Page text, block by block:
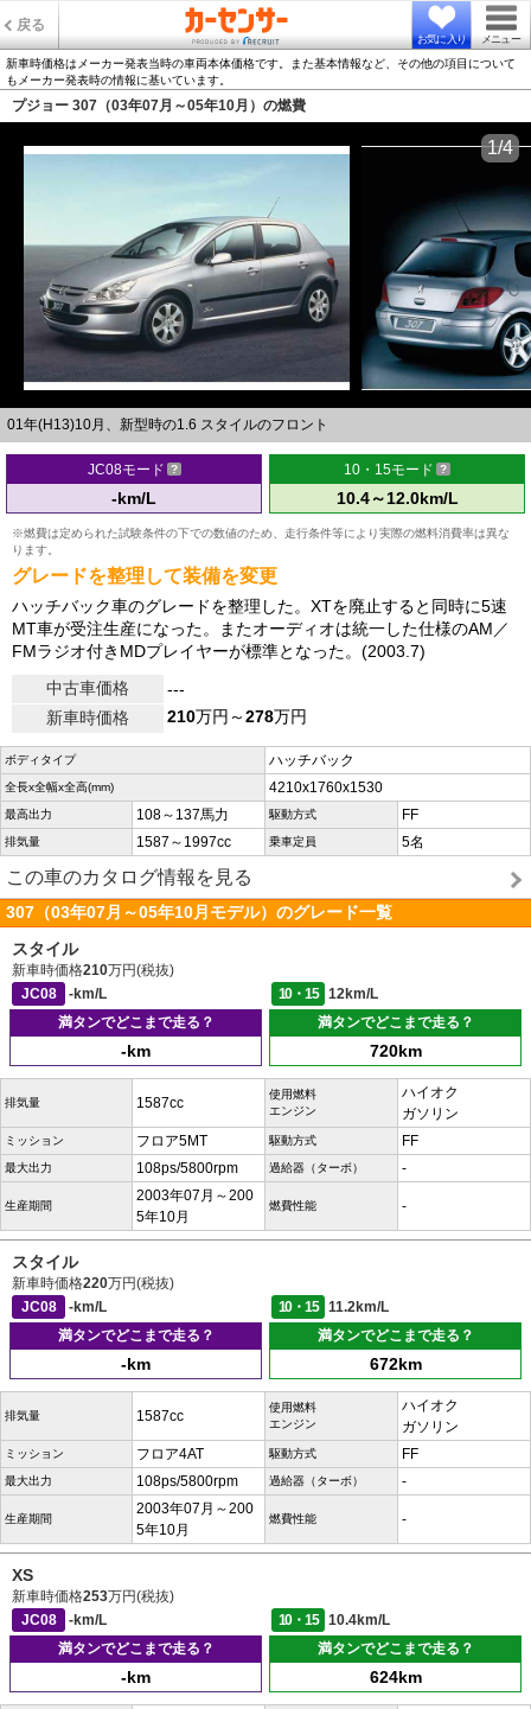
戻る
お気に入り メニュー
新車時価格はメーカー発表当時の車両本体価格です。また基本情報など、その他の項目について
もメーカー発表時の情報に基いています。
プジョー 307（03年07月～05年10月）の燃費
01年(H13)10月、新型時の1.6 スタイルのフロント
1/4
JC08モード
-km/L
10・15モード
10.4～12.0km/L
※燃費は定められた試験条件の下での数値のため、走行条件等により実際の燃料消費率は異な
ります。
グレードを整理して装備を変更
ハッチバック車のグレードを整理した。XTを廃止すると同時に5速
MT車が受注生産になった。またオーディオは統一した仕様のAM／
FMラジオ付きMDプレイヤーが標準となった。(2003.7)
中古車価格
---
新車時価格
210万円～278万円
ボディタイプ ハッチバック
全長x全幅x全高(mm) 4210x1760x1530
最高出力 108～137馬力 駆動方式 FF
排気量 1587～1997cc 乗車定員 5名
この車のカタログ情報を見る
307（03年07月～05年10月モデル）のグレード一覧
スタイル
新車時価格210万円(税抜)
JC08
-km/L 10・15
12km/L
満タンでどこまで走る？
-km
満タンでどこまで走る？
720km
排気量 1587cc
使用燃料
エンジン
ハイオク
ガソリン
ミッション フロア5MT 駆動方式 FF
最大出力 108ps/5800rpm 過給器（ターボ） -
生産期間
2003年07月～200
5年10月
燃費性能 -
スタイル
新車時価格220万円(税抜)
JC08
-km/L 10・15
11.2km/L
満タンでどこまで走る？
-km
満タンでどこまで走る？
672km
排気量 1587cc
使用燃料
エンジン
ハイオク
ガソリン
ミッション フロア4AT 駆動方式 FF
最大出力 108ps/5800rpm 過給器（ターボ） -
生産期間
2003年07月～200
5年10月
燃費性能 -
XS
新車時価格253万円(税抜)
JC08
-km/L 10・15
10.4km/L
満タンでどこまで走る？
-km
満タンでどこまで走る？
624km